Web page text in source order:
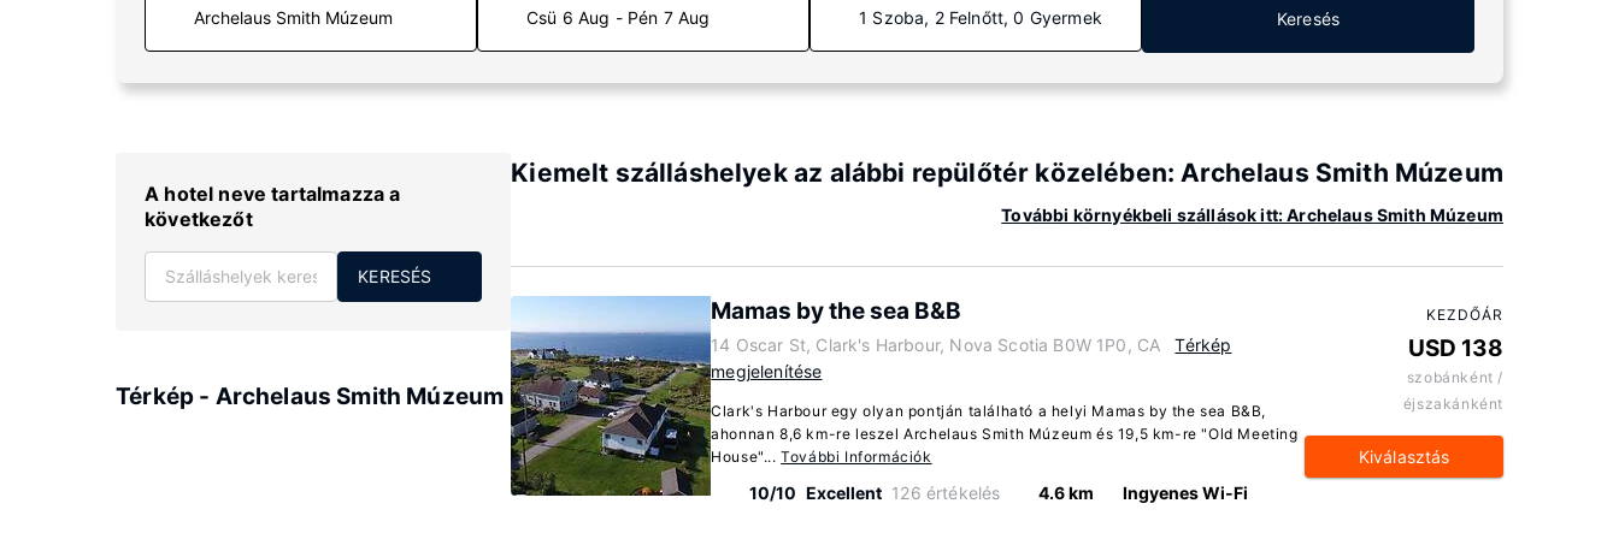
Csü 6 Aug - Pén 7 Aug 1 Szoba, 2 Felnőtt, 0 Gyermek Keresés
A hotel neve tartalmazza a
következőt
KERESÉS
Térkép - Archelaus Smith Múzeum
Kiemelt szálláshelyek az alábbi repülőtér közelében: Archelaus Smith Múzeum
További környékbeli szállások itt: Archelaus Smith Múzeum
Mamas by the sea B&B
14 Oscar St, Clark's Harbour, Nova Scotia B0W 1P0, CA
Térkép
megjelenítése
Clark's Harbour egy olyan pontján található a helyi Mamas by the sea B&B,
ahonnan 8,6 km-re leszel Archelaus Smith Múzeum és 19,5 km-re "Old Meeting
House"...További Információk
10/10 Excellent 126 értékelés 4.6 km Ingyenes Wi-Fi
KEZDŐÁR
USD 138
szobánként /
éjszakánként
Kiválasztás